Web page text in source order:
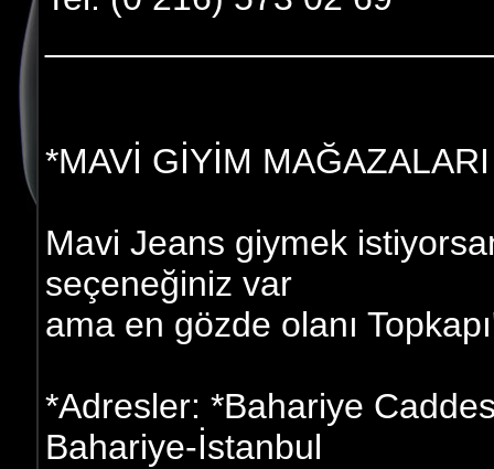
*MAVİ GİYİM
Mavi Jeans giymek
seçeneğiniz var
ama en gözde olanı
*Adresler: *Bahariye
Bahariye-İstanbul